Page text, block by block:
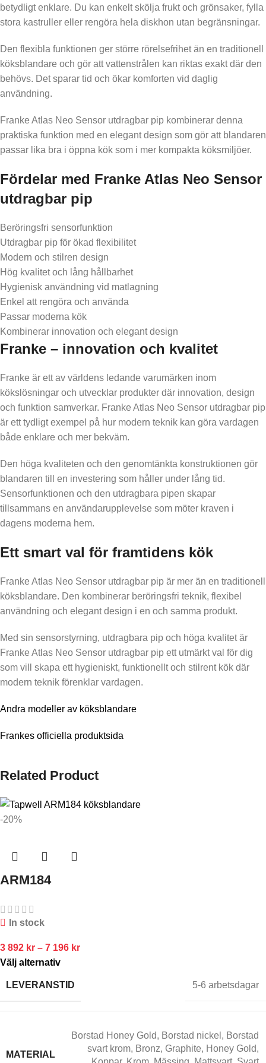
betydligt enklare. Du kan enkelt skölja frukt och grönsaker, fylla
stora kastruller eller rengöra hela diskhon utan begränsningar.
Den flexibla funktionen ger större rörelsefrihet än en traditionell
köksblandare och gör att vattenstrålen kan riktas exakt där den
behövs. Det sparar tid och ökar komforten vid daglig
användning.
Franke Atlas Neo Sensor utdragbar pip kombinerar denna
praktiska funktion med en elegant design som gör att blandaren
passar lika bra i öppna kök som i mer kompakta köksmiljöer.
Fördelar med Franke Atlas Neo Sensor
utdragbar pip
Beröringsfri sensorfunktion
Utdragbar pip för ökad flexibilitet
Modern och stilren design
Hög kvalitet och lång hållbarhet
Hygienisk användning vid matlagning
Enkel att rengöra och använda
Passar moderna kök
Kombinerar innovation och elegant design
Franke – innovation och kvalitet
Franke är ett av världens ledande varumärken inom
kökslösningar och utvecklar produkter där innovation, design
och funktion samverkar. Franke Atlas Neo Sensor utdragbar pip
är ett tydligt exempel på hur modern teknik kan göra vardagen
både enklare och mer bekväm.
Den höga kvaliteten och den genomtänkta konstruktionen gör
blandaren till en investering som håller under lång tid.
Sensorfunktionen och den utdragbara pipen skapar
tillsammans en användarupplevelse som möter kraven i
dagens moderna hem.
Ett smart val för framtidens kök
Franke Atlas Neo Sensor utdragbar pip är mer än en traditionell
köksblandare. Den kombinerar beröringsfri teknik, flexibel
användning och elegant design i en och samma produkt.
Med sin sensorstyrning, utdragbara pip och höga kvalitet är
Franke Atlas Neo Sensor utdragbar pip ett utmärkt val för dig
som vill skapa ett hygieniskt, funktionellt och stilrent kök där
modern teknik förenklar vardagen.
Andra modeller av köksblandare
Frankes officiella produktsida
Related Product
-20%
ARM184
In stock
3 892 kr – 7 196 kr
Välj alternativ
LEVERANSTID 5-6 arbetsdagar
MATERIAL
Borstad Honey Gold, Borstad nickel , Borstad
svart krom, Bronz, Graphite, Honey Gold,